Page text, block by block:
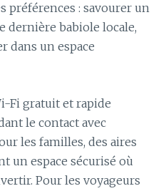
préférences : savourer un
dernière babiole locale,
dans un espace
Fi gratuit et rapide
le contact avec
les familles, des aires
un espace sécurisé où
Pour les voyageurs